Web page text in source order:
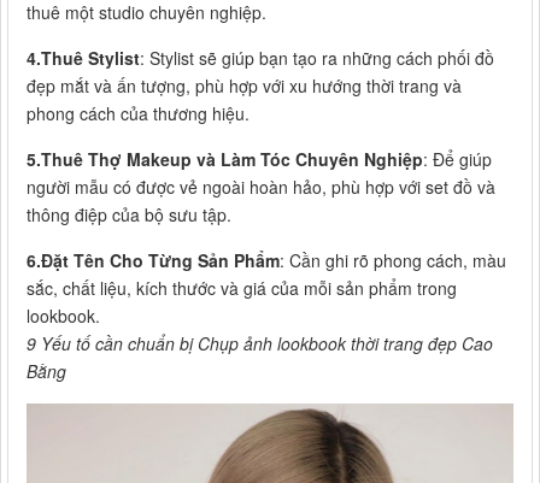
thuê một studio chuyên nghiệp.
4.Thuê Stylist: Stylist sẽ giúp bạn tạo ra những cách phối đồ
đẹp mắt và ấn tượng, phù hợp với xu hướng thời trang và
phong cách của thương hiệu.
5.Thuê Thợ Makeup và Làm Tóc Chuyên Nghiệp: Để giúp
người mẫu có được vẻ ngoài hoàn hảo, phù hợp với set đồ và
thông điệp của bộ sưu tập.
6.Đặt Tên Cho Từng Sản Phẩm: Cần ghi rõ phong cách, màu
sắc, chất liệu, kích thước và giá của mỗi sản phẩm trong
lookbook.
9 Yếu tố cần chuẩn bị Chụp ảnh lookbook thời trang đẹp Cao
Bằng